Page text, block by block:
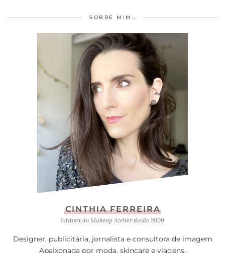
SOBRE MIM…
CINTHIA FERREIRA
Editora do Makeup Atelier desde 2009
Designer, publicitária, jornalista e consultora de imagem
Apaixonada por moda, skincare e viagens.